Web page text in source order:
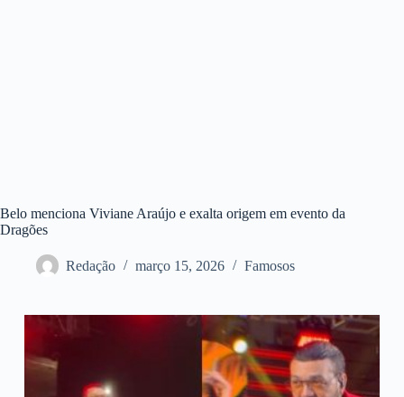
Belo menciona Viviane Araújo e exalta origem em evento da
Dragões
Redação março 15, 2026 Famosos